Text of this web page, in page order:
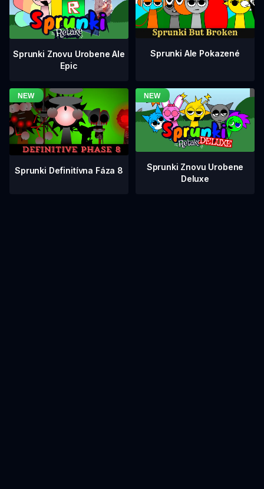
Sprunki Znovu Urobene Ale
Epic
Sprunki Ale Pokazené
Sprunki Definitívna Fáza 8
Sprunki Znovu Urobene
Deluxe